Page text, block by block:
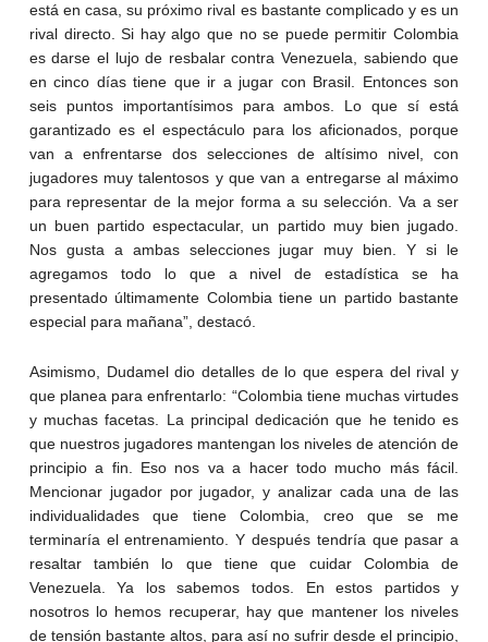
está en casa, su próximo rival es bastante complicado y es un
rival directo. Si hay algo que no se puede permitir Colombia
es darse el lujo de resbalar contra Venezuela, sabiendo que
en cinco días tiene que ir a jugar con Brasil. Entonces son
seis puntos importantísimos para ambos. Lo que sí está
garantizado es el espectáculo para los aficionados, porque
van a enfrentarse dos selecciones de altísimo nivel, con
jugadores muy talentosos y que van a entregarse al máximo
para representar de la mejor forma a su selección. Va a ser
un buen partido espectacular, un partido muy bien jugado.
Nos gusta a ambas selecciones jugar muy bien. Y si le
agregamos todo lo que a nivel de estadística se ha
presentado últimamente Colombia tiene un partido bastante
especial para mañana”, destacó.
Asimismo, Dudamel dio detalles de lo que espera del rival y
que planea para enfrentarlo: “Colombia tiene muchas virtudes
y muchas facetas. La principal dedicación que he tenido es
que nuestros jugadores mantengan los niveles de atención de
principio a fin. Eso nos va a hacer todo mucho más fácil.
Mencionar jugador por jugador, y analizar cada una de las
individualidades que tiene Colombia, creo que se me
terminaría el entrenamiento. Y después tendría que pasar a
resaltar también lo que tiene que cuidar Colombia de
Venezuela. Ya los sabemos todos. En estos partidos y
nosotros lo hemos recuperar, hay que mantener los niveles
de tensión bastante altos, para así no sufrir desde el principio,